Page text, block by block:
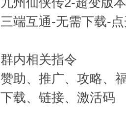
三端互通-无需下载-
群内相关指令
赞助、推广、攻略、
下载、链接、激活码